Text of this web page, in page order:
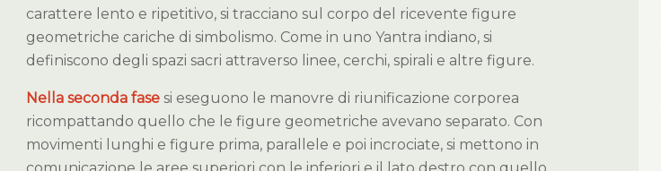
carattere lento e ripetitivo, si tracciano sul corpo del ricevente figure
geometriche cariche di simbolismo. Come in uno Yantra indiano, si
definiscono degli spazi sacri attraverso linee, cerchi, spirali e altre figure.
Nella seconda fase si eseguono le manovre di riunificazione corporea
ricompattando quello che le figure geometriche avevano separato. Con
movimenti lunghi e figure prima, parallele e poi incrociate, si mettono in
comunicazione le aree superiori con le inferiori e il lato destro con quello